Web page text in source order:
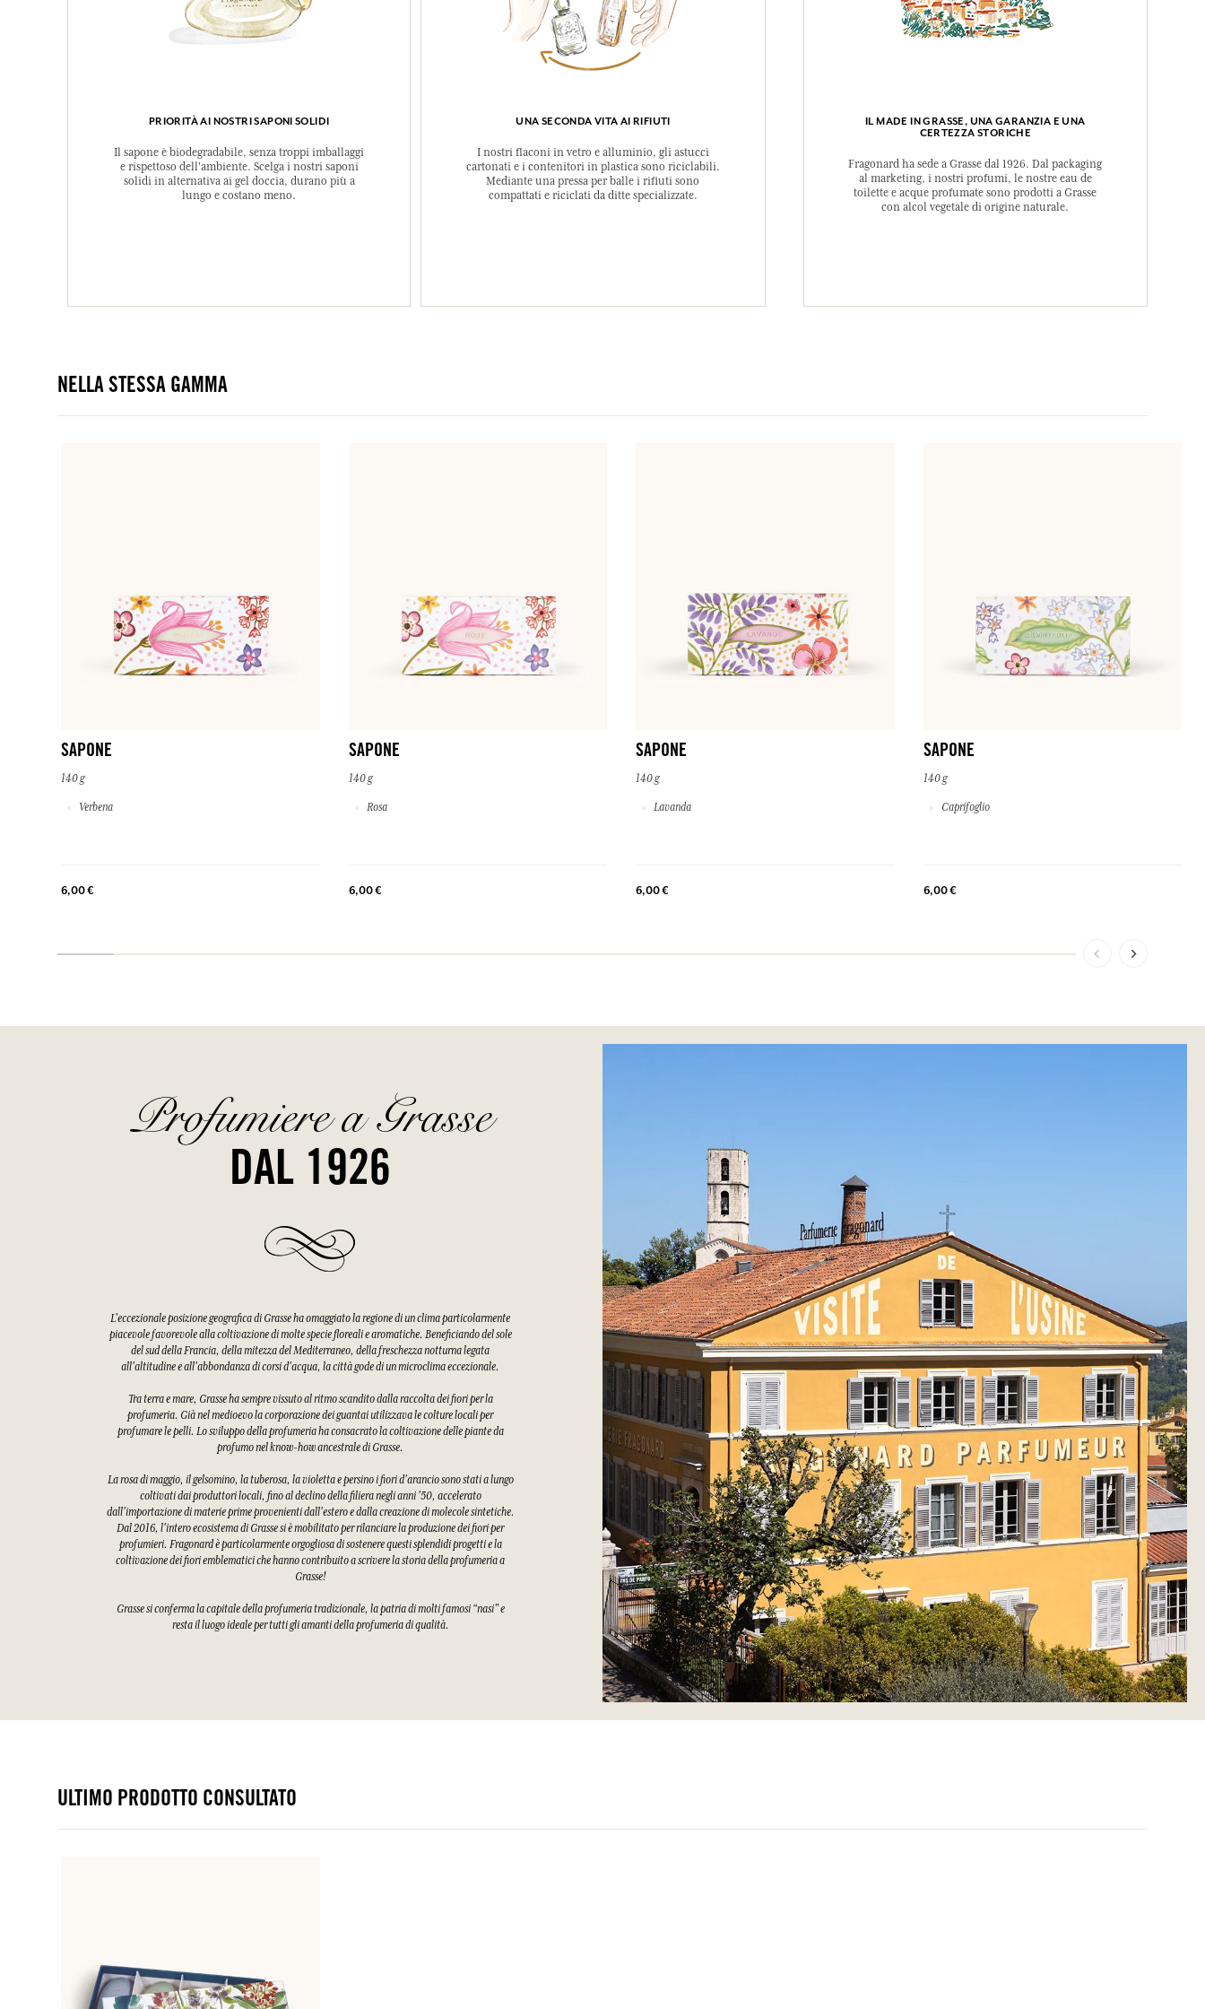
Aurantium Peel Oil, Citral, CI 77007 (Ultramarines), CI 77289 (Chromium
Hydroxide Green), CI 77891 (Titanium Dioxide).
PRIORITÀ AI NOSTRI SAPONI SOLIDI
Il sapone è biodegradabile, senza troppi imballaggi
e rispettoso dell'ambiente. Scelga i nostri saponi
solidi in alternativa ai gel doccia, durano più a
lungo e costano meno.
UNA SECONDA VITA AI RIFIUTI
I nostri flaconi in vetro e alluminio, gli astucci
cartonati e i contenitori in plastica sono riciclabili.
Mediante una pressa per balle i rifiuti sono
compattati e riciclati da ditte specializzate.
IL MADE IN GRASSE, UNA GARANZIA E UNA
CERTEZZA STORICHE
Fragonard ha sede a Grasse dal 1926. Dal packaging
al marketing, i nostri profumi, le nostre eau de
toilette e acque profumate sono prodotti a Grasse
con alcol vegetale di origine naturale.
NELLA STESSA GAMMA
SAPONE
140 g
Verbena
6,00 €
SAPONE
140 g
Rosa
6,00 €
SAPONE
140 g
Lavanda
6,00 €
SAPONE
140 g
Caprifoglio
6,00 €
Profumiere a Grasse
DAL 1926
L'eccezionale posizione geografica di Grasse ha omaggiato la regione di un clima particolarmente
piacevole favorevole alla coltivazione di molte specie floreali e aromatiche. Beneficiando del sole
del sud della Francia, della mitezza del Mediterraneo, della freschezza notturna legata
all'altitudine e all'abbondanza di corsi d'acqua, la città gode di un microclima eccezionale.
Tra terra e mare, Grasse ha sempre vissuto al ritmo scandito dalla raccolta dei fiori per la
profumeria. Già nel medioevo la corporazione dei guantai utilizzava le colture locali per
profumare le pelli. Lo sviluppo della profumeria ha consacrato la coltivazione delle piante da
profumo nel know-how ancestrale di Grasse.
La rosa di maggio, il gelsomino, la tuberosa, la violetta e persino i fiori d'arancio sono stati a lungo
coltivati dai produttori locali, fino al declino della filiera negli anni '50, accelerato
dall'importazione di materie prime provenienti dall'estero e dalla creazione di molecole sintetiche.
Dal 2016, l'intero ecosistema di Grasse si è mobilitato per rilanciare la produzione dei fiori per
profumieri. Fragonard è particolarmente orgogliosa di sostenere questi splendidi progetti e la
coltivazione dei fiori emblematici che hanno contribuito a scrivere la storia della profumeria a
Grasse!
Grasse si conferma la capitale della profumeria tradizionale, la patria di molti famosi “nasi” e
resta il luogo ideale per tutti gli amanti della profumeria di qualità.
ULTIMO PRODOTTO CONSULTATO